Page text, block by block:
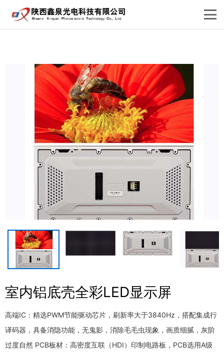
室内铝底壳全彩LED显示屏
高端IC：精选PWM节能驱动芯片，刷新率大于3840Hz，搭配集成行
译码器，具备消隐功能，无鬼影，消除毛毛虫现象，画质细腻，灰阶
过度自然 PCB板材：高密度互联（HDI）印制电路板，PCB选用A级